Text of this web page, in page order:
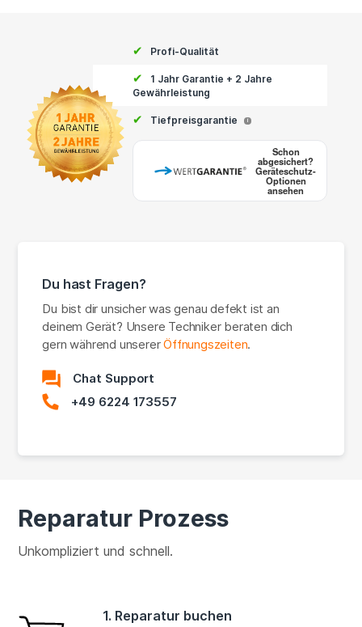
✔ Profi-Qualität
✔
1 Jahr Garantie + 2 Jahre
Gewährleistung
✔ Tiefpreisgarantie i
Schon
abgesichert?
Geräteschutz-
Optionen
ansehen
Du hast Fragen?
Du bist dir unsicher was genau defekt ist an
deinem Gerät? Unsere Techniker beraten dich
gern während unsererÖffnungszeiten.
Chat Support
+49 6224 173557
Reparatur Prozess
Unkompliziert und schnell.
1. Reparatur buchen